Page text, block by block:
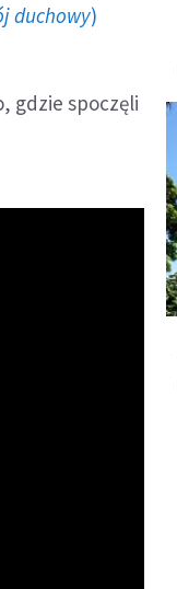
duchowy)
gdzie spoczęli